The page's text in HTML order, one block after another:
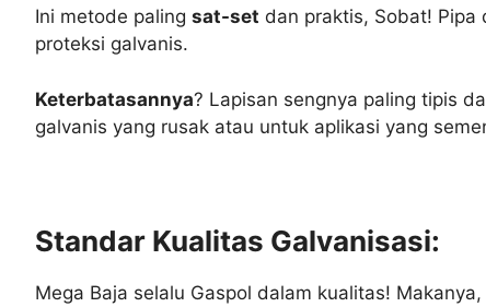
Ini metode paling sat-set dan praktis, Sobat!
proteksi galvanis.
Keterbatasannya? Lapisan sengnya paling tipis
galvanis yang rusak atau untuk aplikasi yang
Standar Kualitas Galvanisasi:
Mega Baja selalu Gaspol dalam kualitas!